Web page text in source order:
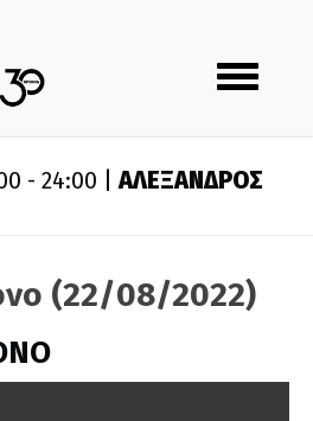
Toggle
navigation
- 24:00 |ΑΛΕΞΑΝΔΡΟΣ
(22/08/2022)